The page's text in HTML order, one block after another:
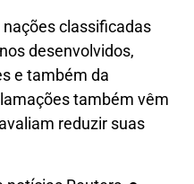
classificadas
desenvolvidos,
e também da
também vêm
reduzir suas